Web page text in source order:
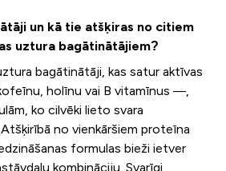
un kā tie atšķiras no citiem
uztura bagātinātājiem?
bagātinātāji, kas satur aktīvas
holīnu vai B vitamīnus —,
ko cilvēki lieto svara
Atšķirībā no vienkāršiem proteīna
formulas bieži ietver
kombināciju. Svarīgi